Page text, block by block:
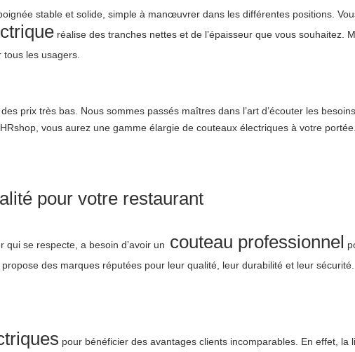
stable et solide, simple à manœuvrer dans les différentes positions.
réalise des tranches nettes et de l’épaisseur que vous souhaitez.
les usagers.
prix très bas. Nous sommes passés maîtres dans l’art d’écouter les
vous aurez une gamme élargie de couteaux électriques à votre
pour votre restaurant
qui se respecte, a besoin d’avoir un couteau professionnel
des marques réputées pour leur qualité, leur durabilité et leur
pour bénéficier des avantages clients incomparables. En effet,